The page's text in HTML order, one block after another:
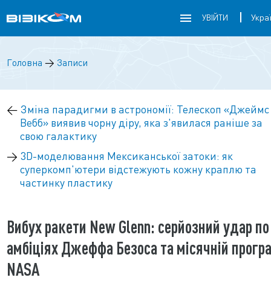
УВІЙТИ
Головна → Записи
← Зміна парадигми в астрономії: Телескоп «Джеймс
Вебб» виявив чорну діру, яка з'явилася раніше за
свою галактику
→ 3D-моделювання Мексиканської затоки: як
суперкомп'ютери відстежують кожну краплю та
частинку пластику
Вибух ракети New Glenn: серйозний удар по
амбіціях Джеффа Безоса та місячній
NASA